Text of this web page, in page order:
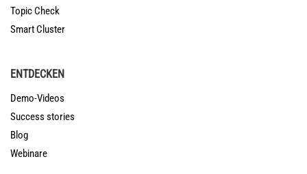
Topic Check
Smart Cluster
ENTDECKEN
Demo-Videos
Success stories
Blog
Webinare